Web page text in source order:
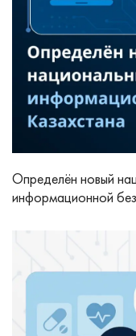
Определён новый
информационной